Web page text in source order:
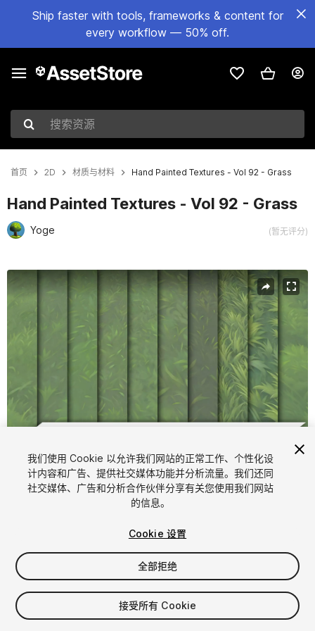
Ship faster with tools, frameworks & content for
every workflow — 50% off.
搜索资源
首页 2D 材质与材料 Hand Painted Textures - Vol 92 - Grass
Hand Painted Textures - Vol 92 - Grass
Yoge (暂无评分)
当前幻灯片：1 / 11
1/11
$4.99
增值税将在结算时计算
我们使用 Cookie 以允许我们网站的正常工作、个性化设
计内容和广告、提供社交媒体功能并分析流量。我们还同
社交媒体、广告和分析合作伙伴分享有关您使用我们网站
的信息。
Cookie 设置
全部拒绝
接受所有 Cookie